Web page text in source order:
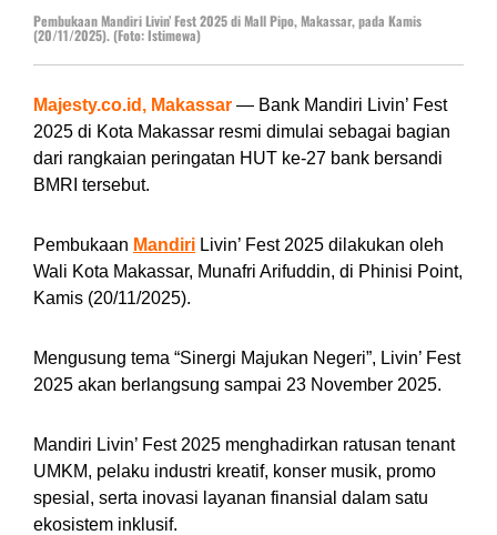
Pembukaan Mandiri Livin’ Fest 2025 di Mall Pipo, Makassar, pada Kamis
(20/11/2025). (Foto: Istimewa)
Majesty.co.id, Makassar — Bank Mandiri Livin’ Fest
2025 di Kota Makassar resmi dimulai sebagai bagian
dari rangkaian peringatan HUT ke-27 bank bersandi
BMRI tersebut.
Pembukaan Mandiri Livin’ Fest 2025 dilakukan oleh
Wali Kota Makassar, Munafri Arifuddin, di Phinisi Point,
Kamis (20/11/2025).
Mengusung tema “Sinergi Majukan Negeri”, Livin’ Fest
2025 akan berlangsung sampai 23 November 2025.
Mandiri Livin’ Fest 2025 menghadirkan ratusan tenant
UMKM, pelaku industri kreatif, konser musik, promo
spesial, serta inovasi layanan finansial dalam satu
ekosistem inklusif.